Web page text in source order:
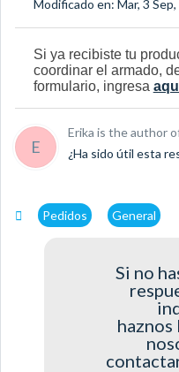
Modificado en: Mar, 3 Sep,
Si ya recibiste tu
coordinar el armado,
formulario, ingresa
E
Erika is the author
¿Ha sido útil esta
Pedidos General
Si no
haznos